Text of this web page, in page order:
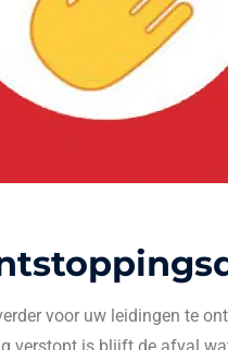
voor uw leidingen te
verstopt is blijft de afval